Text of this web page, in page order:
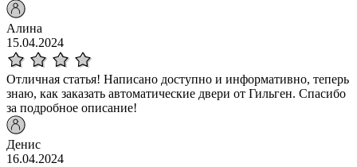
Алина
15.04.2024
Отличная статья! Написано доступно и информативно, теперь
знаю, как заказать автоматические двери от Гильген. Спасибо
за подробное описание!
Денис
16.04.2024